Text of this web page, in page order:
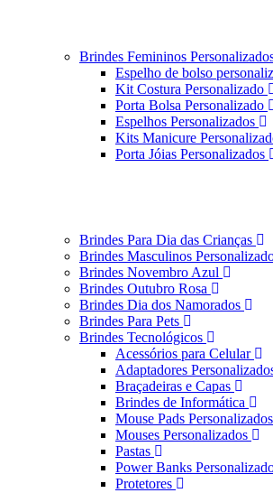
Brindes Femininos
Espelho de bolso
Kit Costura Personalizado
Porta Bolsa Personalizado
Espelhos Personalizados
Kits Manicure
Porta Jóias Personalizados
Brindes Para Dia das Crianças
Brindes Masculinos
Brindes Novembro Azul
Brindes Outubro Rosa
Brindes Dia dos Namorados
Brindes Para Pets
Brindes Tecnológicos
Acessórios para Celular
Adaptadores
Braçadeiras e Capas
Brindes de Informática
Mouse Pads Personalizados
Mouses Personalizados
Pastas
Power Banks
Protetores